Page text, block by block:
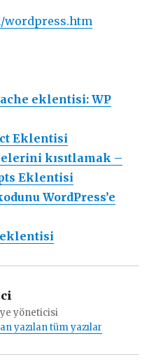
wordpress.htm
eklentisi: WP
Eklentisi
kısıtlamak –
Eklentisi
WordPress’e
yöneticisi
yazılan tüm yazılar